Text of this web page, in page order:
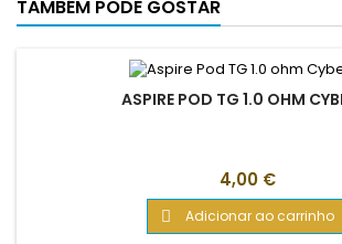
TAMBÉM PODE GOSTAR
ASPIRE POD TG 1.0 OHM
Preço
4,00 €
 Adicionar ao carrinho